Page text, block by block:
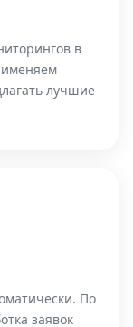
в
лучшие
По
заявок